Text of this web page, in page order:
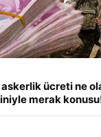
ücreti ne
merak